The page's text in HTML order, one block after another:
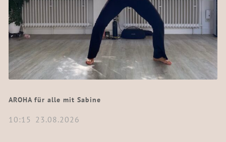
AROHA für alle mit Sabine
10:15 23.08.2026